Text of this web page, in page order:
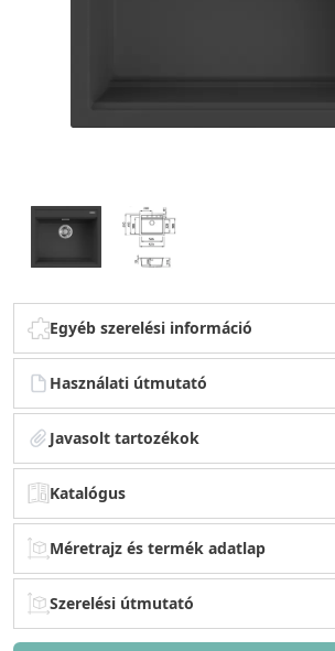
Egyéb szerelési információ
Használati útmutató
Javasolt tartozékok
Katalógus
Méretrajz és termék adatlap
Szerelési útmutató